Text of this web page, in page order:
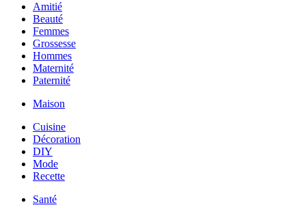
Amitié
Beauté
Femmes
Grossesse
Hommes
Maternité
Paternité
Maison
Cuisine
Décoration
DIY
Mode
Recette
Santé